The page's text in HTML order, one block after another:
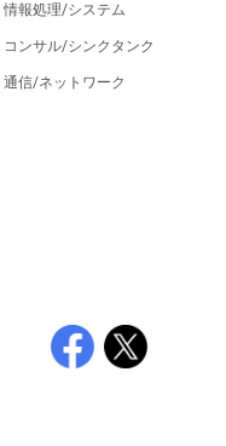
情報処理/システム
コンサル/シンクタンク
通信/ネットワーク